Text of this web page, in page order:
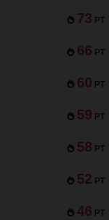
73 PT
66 PT
60 PT
59 PT
58 PT
52 PT
46 PT